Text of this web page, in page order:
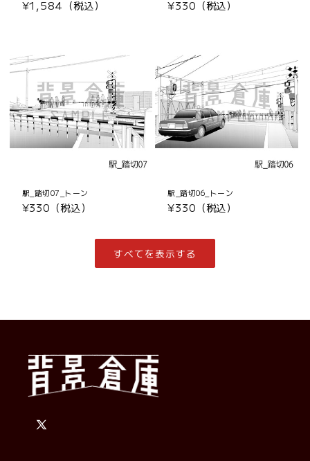
通
¥1,584（税込）
通
¥330（税込）
駅_踏切07_トーン
通
¥330（税込）
駅_踏切06_トーン
通
価
格
¥330（税込）
すべてを表示する
X